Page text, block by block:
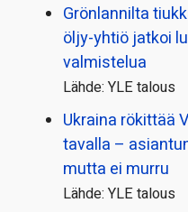
Grönlannilta
öljy-yhtiö jatkoi
valmistelua
Lähde: YLE talous
Ukraina rökittää
tavalla –
mutta ei murru
Lähde: YLE talous